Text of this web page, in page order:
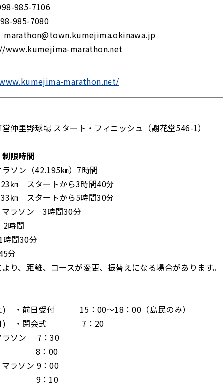
985-7106
985-7080
marathon@town.kumejima.okinawa.jp
www.kumejima-marathon.net
marathon.net/
仲里野球場 スタート・フィニッシュ（謝花堂546-1）
限時間
ソン（42.195㎞）7時間
㎞ スタートから3時間40分
㎞ スタートから5時間30分
マラソン 3時間30分
時間
間30分
分
り、距離、コースが変更、振替えになる場合があります。
) ・前日受付 15：00～18：00（島民のみ）
日) ・閉会式 7：20
ラソン 7：30
8：00
ラソン 9：00
9：10